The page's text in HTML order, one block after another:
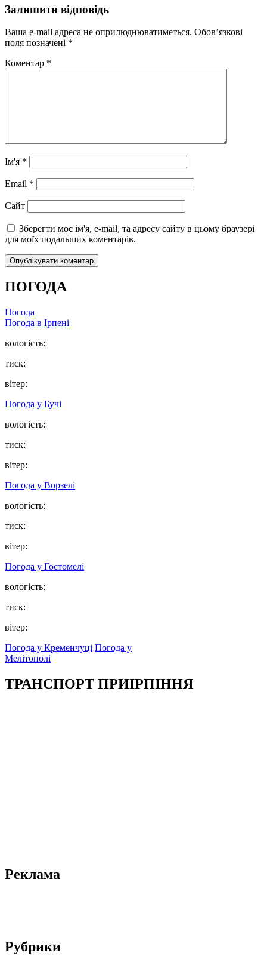
Залишити відповідь
Ваша e-mail адреса не оприлюднюватиметься. Обов’язкові
поля позначені *
Коментар *
Ім'я *
Email *
Сайт
Зберегти моє ім'я, e-mail, та адресу сайту в цьому браузері
для моїх подальших коментарів.
ПОГОДА
Погода
Погода в Ірпені
вологість:
тиск:
вітер:
Погода у Бучі
вологість:
тиск:
вітер:
Погода у Ворзелі
вологість:
тиск:
вітер:
Погода у Гостомелі
вологість:
тиск:
вітер:
Погода у Кременчуці Погода у
Мелітополі
ТРАНСПОРТ ПРИІРПІННЯ
Реклама
Рубрики